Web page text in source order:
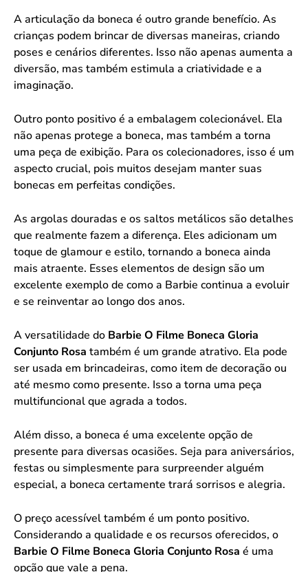
A articulação da boneca é outro grande benefício. As
crianças podem brincar de diversas maneiras, criando
poses e cenários diferentes. Isso não apenas aumenta a
diversão, mas também estimula a criatividade e a
imaginação.
Outro ponto positivo é a embalagem colecionável. Ela
não apenas protege a boneca, mas também a torna
uma peça de exibição. Para os colecionadores, isso é um
aspecto crucial, pois muitos desejam manter suas
bonecas em perfeitas condições.
As argolas douradas e os saltos metálicos são detalhes
que realmente fazem a diferença. Eles adicionam um
toque de glamour e estilo, tornando a boneca ainda
mais atraente. Esses elementos de design são um
excelente exemplo de como a Barbie continua a evoluir
e se reinventar ao longo dos anos.
A versatilidade do Barbie O Filme Boneca Gloria
Conjunto Rosa também é um grande atrativo. Ela pode
ser usada em brincadeiras, como item de decoração ou
até mesmo como presente. Isso a torna uma peça
multifuncional que agrada a todos.
Além disso, a boneca é uma excelente opção de
presente para diversas ocasiões. Seja para aniversários,
festas ou simplesmente para surpreender alguém
especial, a boneca certamente trará sorrisos e alegria.
O preço acessível também é um ponto positivo.
Considerando a qualidade e os recursos oferecidos, o
Barbie O Filme Boneca Gloria Conjunto Rosa é uma
opção que vale a pena.